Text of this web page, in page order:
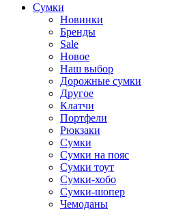
Cумки
Новинки
Бренды
Sale
Новое
Наш выбор
Дорожные сумки
Другое
Клатчи
Портфели
Рюкзаки
Сумки
Сумки на пояс
Сумки тоут
Сумки-хобо
Сумки-шопер
Чемоданы